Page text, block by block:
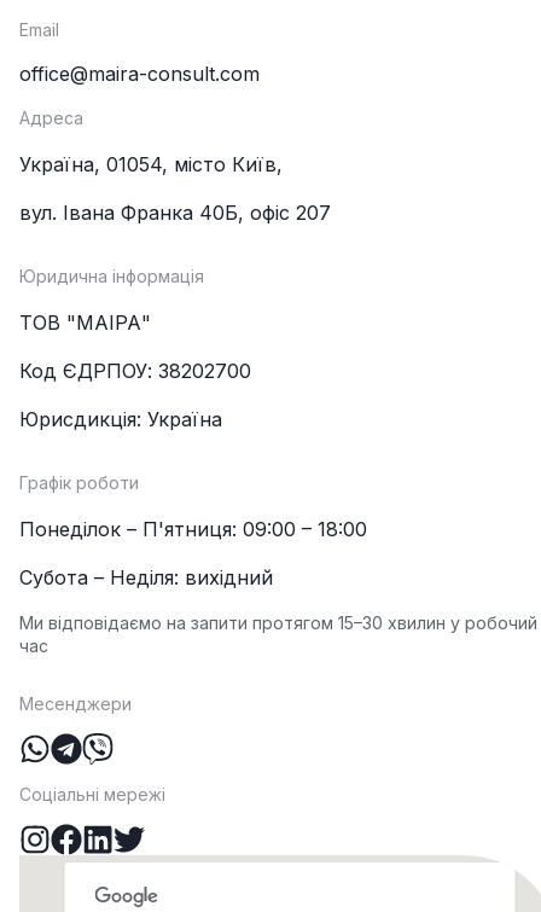
Email
office@maira-consult.com
Адреса
Україна, 01054, місто Київ,
вул. Івана Франка 40Б, офіс 207
Юридична інформація
ТОВ "МАІРА"
Код ЄДРПОУ: 38202700
Юрисдикція: Україна
Графік роботи
Понеділок – П'ятниця: 09:00 – 18:00
Субота – Неділя: вихідний
Ми відповідаємо на запити протягом 15–30 хвилин у робочий
час
Месенджери
Соціальні мережі